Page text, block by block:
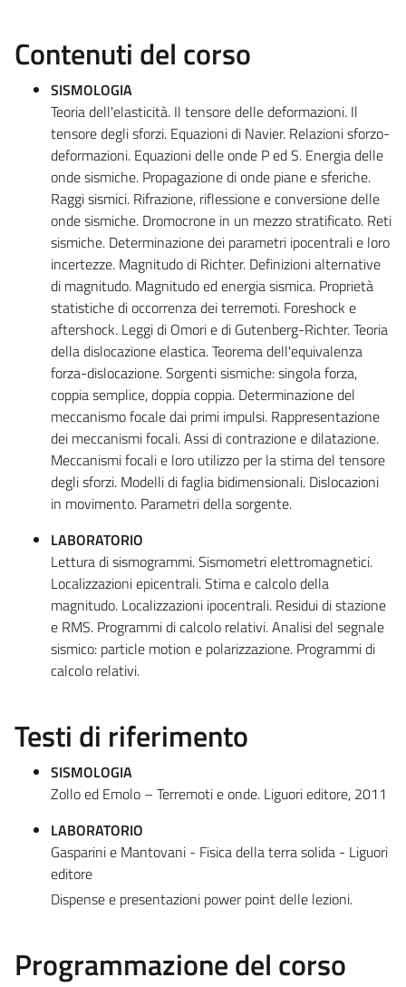
Contenuti del corso
SISMOLOGIA
Teoria dell'elasticità. Il tensore delle deformazioni. Il
tensore degli sforzi. Equazioni di Navier. Relazioni sforzo-
deformazioni. Equazioni delle onde P ed S. Energia delle
onde sismiche. Propagazione di onde piane e sferiche.
Raggi sismici. Rifrazione, riflessione e conversione delle
onde sismiche. Dromocrone in un mezzo stratificato. Reti
sismiche. Determinazione dei parametri ipocentrali e loro
incertezze. Magnitudo di Richter. Definizioni alternative
di magnitudo. Magnitudo ed energia sismica. Proprietà
statistiche di occorrenza dei terremoti. Foreshock e
aftershock. Leggi di Omori e di Gutenberg-Richter. Teoria
della dislocazione elastica. Teorema dell'equivalenza
forza-dislocazione. Sorgenti sismiche: singola forza,
coppia semplice, doppia coppia. Determinazione del
meccanismo focale dai primi impulsi. Rappresentazione
dei meccanismi focali. Assi di contrazione e dilatazione.
Meccanismi focali e loro utilizzo per la stima del tensore
degli sforzi. Modelli di faglia bidimensionali. Dislocazioni
in movimento. Parametri della sorgente.
LABORATORIO
Lettura di sismogrammi. Sismometri elettromagnetici.
Localizzazioni epicentrali. Stima e calcolo della
magnitudo. Localizzazioni ipocentrali. Residui di stazione
e RMS. Programmi di calcolo relativi. Analisi del segnale
sismico: particle motion e polarizzazione. Programmi di
calcolo relativi.
Testi di riferimento
SISMOLOGIA
Zollo ed Emolo – Terremoti e onde. Liguori editore, 2011
LABORATORIO
Gasparini e Mantovani - Fisica della terra solida - Liguori
editore
Dispense e presentazioni power point delle lezioni.
Programmazione del corso